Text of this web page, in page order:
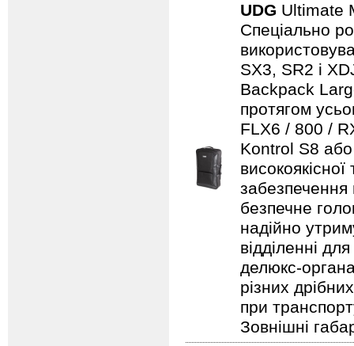
UDG Ultimate
Спеціально
SX3, SR2 і
Backpack
протягом
FLX6 / 800 /
Kontrol S8 або
забезпечення
безпечне
надійно
відділенні
делюкс-
різних
при
Зовнішні